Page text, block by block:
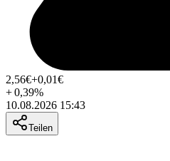
2,56€+0,01€
+0,39%
10.08.2026 15:43
Teilen